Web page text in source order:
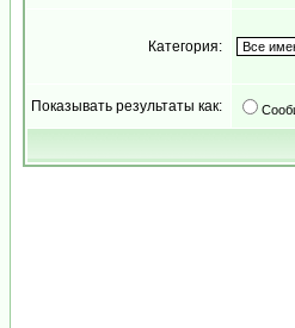
Категория:
Показывать результаты как: